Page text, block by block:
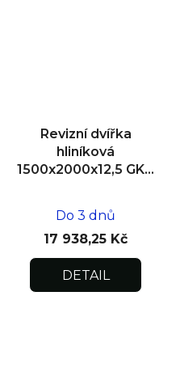
Revizní dvířka
hliníková
1500x2000x12,5 GKB
Do 3 dnů
17 938,25 Kč
DETAIL